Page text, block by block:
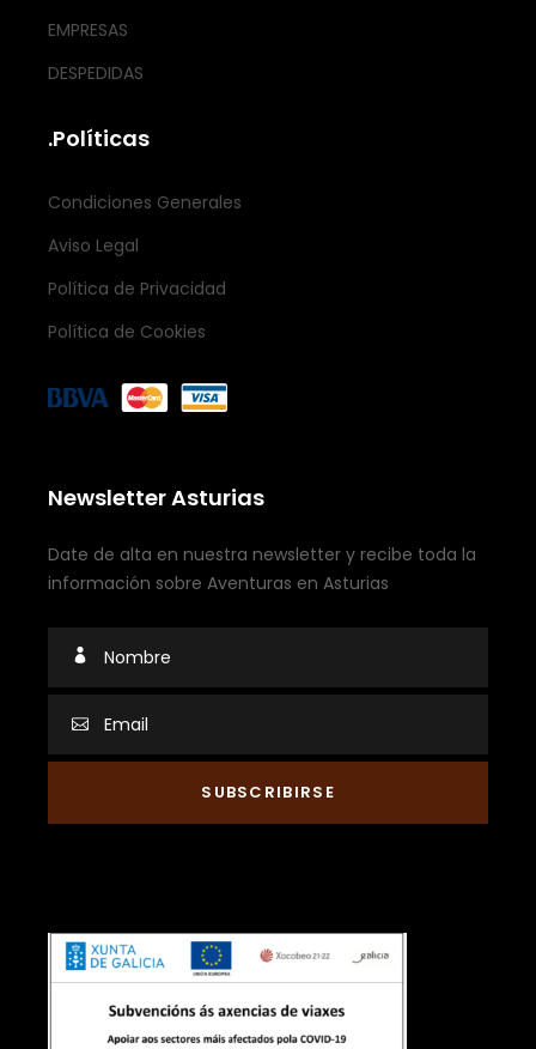
EMPRESAS
DESPEDIDAS
.Políticas
Condiciones Generales
Aviso Legal
Política de Privacidad
Política de Cookies
Newsletter Asturias
Date de alta en nuestra newsletter y recibe toda la
información sobre Aventuras en Asturias